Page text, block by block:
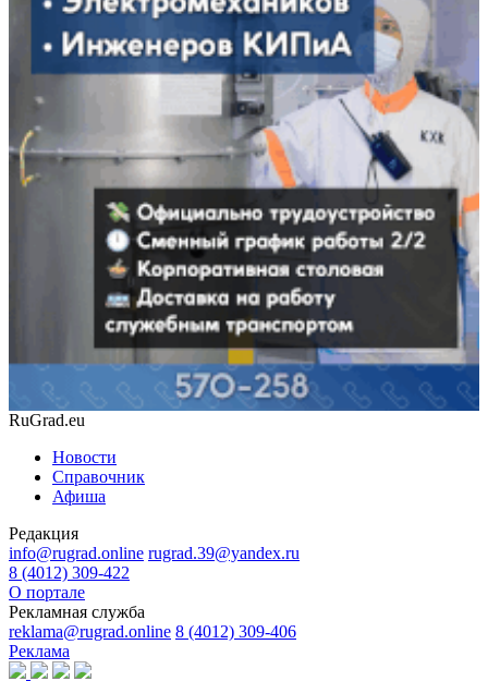
RuGrad.eu
Новости
Справочник
Афиша
Редакция
info@rugrad.online rugrad.39@yandex.ru
8 (4012) 309-422
О портале
Рекламная служба
reklama@rugrad.online 8 (4012) 309-406
Реклама